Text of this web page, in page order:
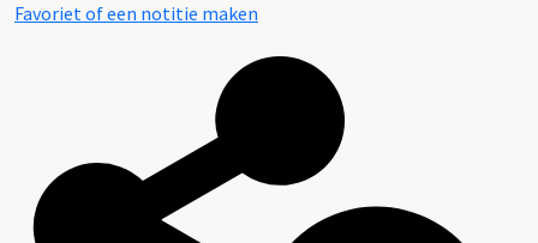
Favoriet of een notitie maken